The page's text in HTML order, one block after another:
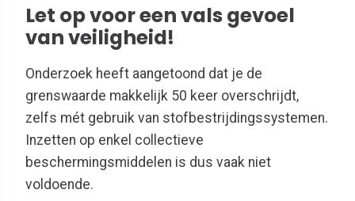
Let op voor een vals gevoel
van veiligheid!
Onderzoek heeft aangetoond dat je de
grenswaarde makkelijk 50 keer overschrijdt,
zelfs mét gebruik van stofbestrijdingssystemen.
Inzetten op enkel collectieve
beschermingsmiddelen is dus vaak niet
voldoende.